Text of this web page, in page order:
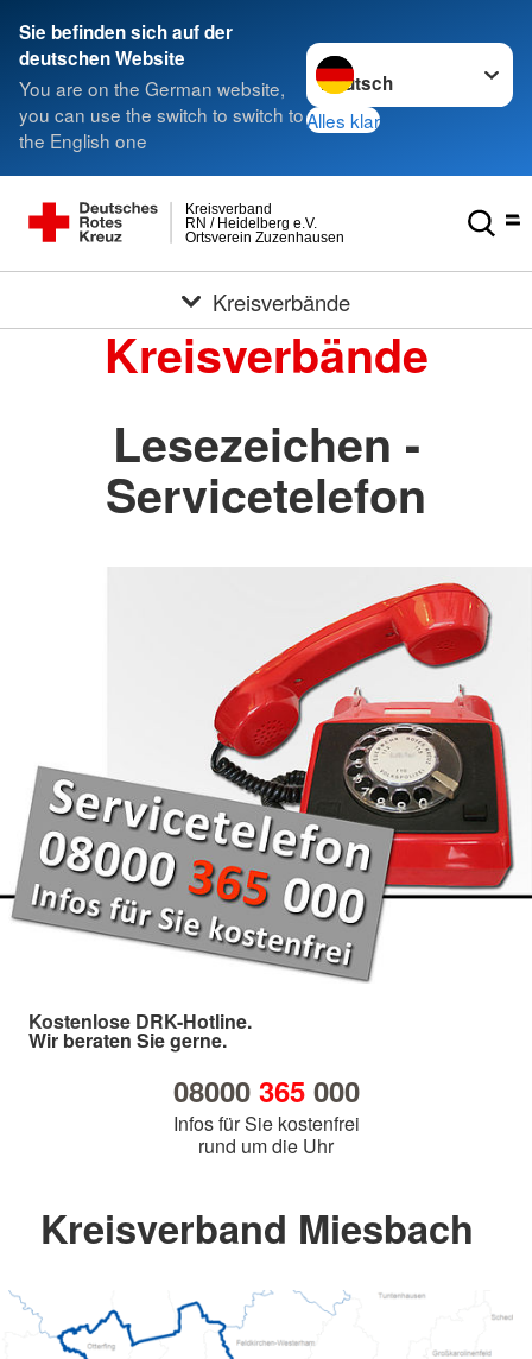
Sie befinden sich auf der
deutschen Website
You are on the German website,
you can use the switch to switch to
the English one
Sprache wechseln zu
Alles klar
Ortsverein Zuzenhausen
RN / Heidelberg e.V.
Kreisverband
Kreisverbände
Kreisverbände
Lesezeichen -
Servicetelefon
Kostenlose DRK-Hotline.
Wir beraten Sie gerne.
08000 365000
Infos für Sie kostenfrei
rund um die Uhr
Kreisverband Miesbach